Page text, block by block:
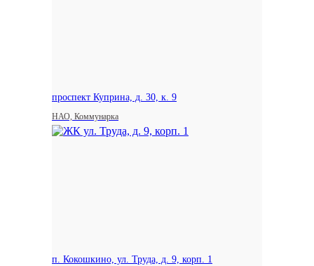
проспект Куприна, д. 30, к. 9
НАО, Коммунарка
п. Кокошкино, ул. Труда, д. 9, корп. 1